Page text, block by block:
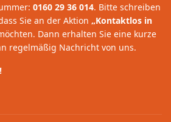
0160 29 36 014. Bitte schreiben
Sie an der Aktion „Kontaktlos in
Dann erhalten Sie eine kurze
regelmäßig Nachricht von uns.